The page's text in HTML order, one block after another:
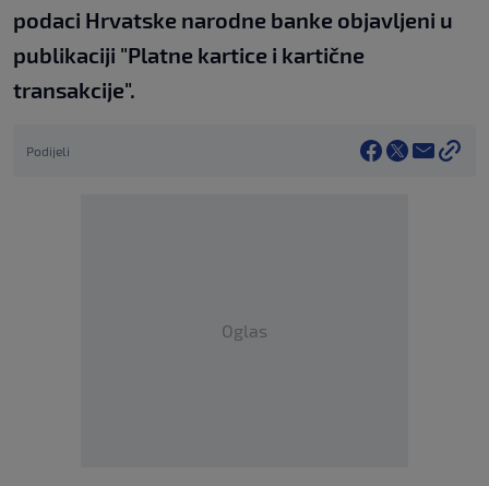
podaci Hrvatske narodne banke objavljeni u
publikaciji "Platne kartice i kartične
transakcije".
Podijeli
Oglas